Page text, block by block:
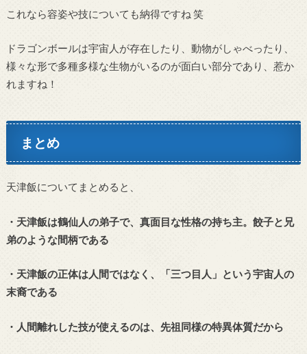
これなら容姿や技についても納得ですね 笑
ドラゴンボールは宇宙人が存在したり、動物がしゃべったり、
様々な形で多種多様な生物がいるのが面白い部分であり、惹か
れますね！
まとめ
天津飯についてまとめると、
・天津飯は鶴仙人の弟子で、真面目な性格の持ち主。餃子と兄
弟のような間柄である
・天津飯の正体は人間ではなく、「三つ目人」という宇宙人の
末裔である
・人間離れした技が使えるのは、先祖同様の特異体質だから